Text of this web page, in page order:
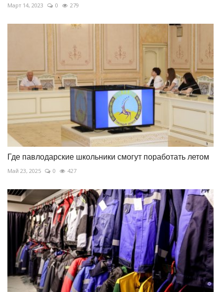
Март 14, 2023 0 279
Где павлодарские школьники смогут поработать летом
Май 23, 2025 0 427